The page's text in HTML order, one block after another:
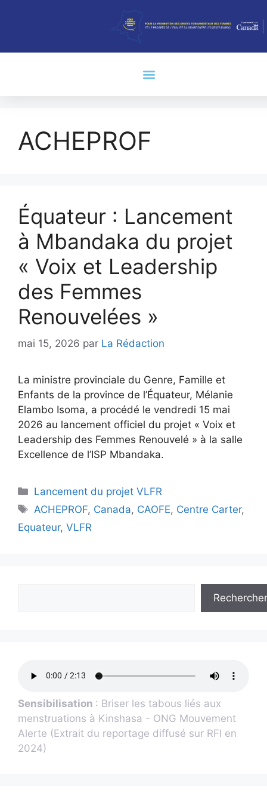
ACHEPROF
Équateur : Lancement
à Mbandaka du projet
« Voix et Leadership
des Femmes
Renouvelées »
mai 15, 2026 par La Rédaction
La ministre provinciale du Genre, Famille et
Enfants de la province de l’Équateur, Mélanie
Elambo Isoma, a procédé le vendredi 15 mai
2026 au lancement officiel du projet « Voix et
Leadership des Femmes Renouvelé » à la salle
Excellence de l’ISP Mbandaka.
Lancement du projet VLFR
ACHEPROF, Canada, CAOFE, Centre Carter,
Equateur, VLFR
Rechercher
Sensibilisation : Briser les tabous liés aux
menstruations à Kinshasa - ONG Mouvement
Alerte (Extrait du reportage diffusé sur RFI en
2024)